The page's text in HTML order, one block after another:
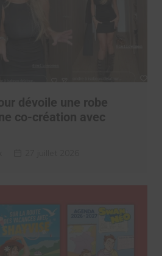
dévoile une robe
co-création avec